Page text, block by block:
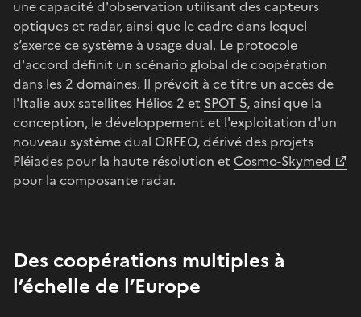
une capacité d'observation utilisant des capteurs
optiques et radar, ainsi que le cadre dans lequel
s’exerce ce système à usage dual. Le protocole
d'accord définit un scénario global de coopération
dans les 2 domaines. Il prévoit à ce titre un accès de
l'Italie aux satellites Hélios 2 et SPOT 5, ainsi que la
conception, le développement et l'exploitation d'un
nouveau système dual ORFEO, dérivé des projets
Pléiades pour la haute résolution et Cosmo-Skymed
pour la composante radar.
Des coopérations multiples à
l’échelle de l’Europe